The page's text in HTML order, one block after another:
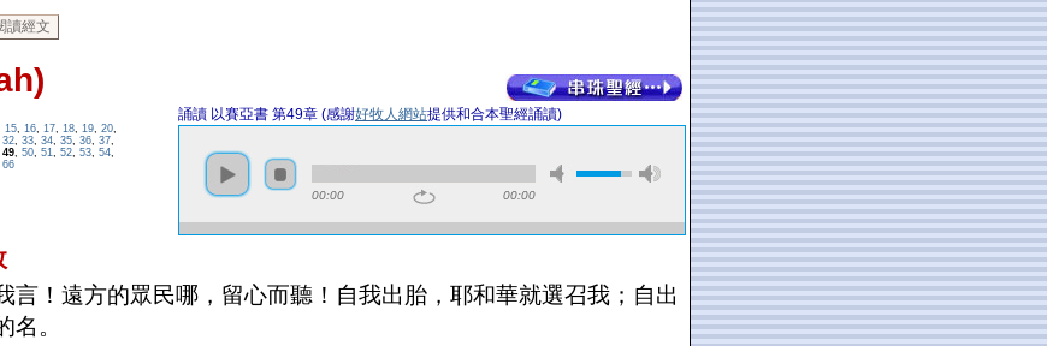
15, 16, 17, 18, 19, 20,
32, 33, 34, 35, 36, 37,
49, 50, 51, 52, 53, 54,
66
誦讀 以賽亞書 第49章 (感謝好牧人網站提供和合本聖經誦讀)
00:00 00:00
言！遠方的眾民哪，留心而聽！自我出胎，耶和華就選召我；自出
名。